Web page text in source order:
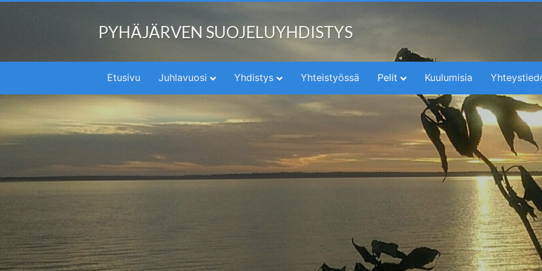
PYHÄJÄRVEN SUOJELUYHDISTYS
Etusivu Juhlavuosi Yhdistys Yhteistyössä Pelit Kuulumisia